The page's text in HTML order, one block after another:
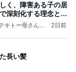
く、障害ある子の居
深刻化する理念と現
キトー母さんの
2日前
長い髪